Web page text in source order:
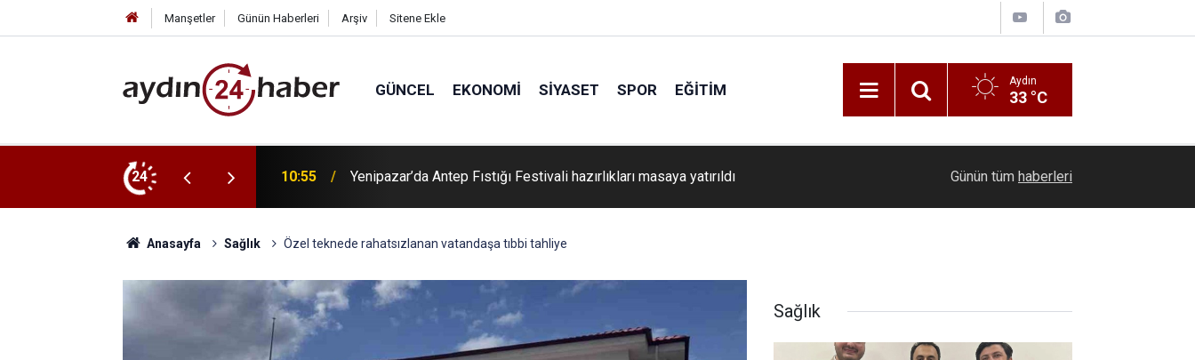
Manşetler Günün Haberleri Arşiv Sitene Ekle
GÜNCEL EKONOMI SIYASET SPOR EĞITIM Aydın
33 °C
24
hazırlıkları masaya yatırıldı 10:55 Kütahya Şehir Hastanesinde Dr. Ali Şen uzmanlık eğitimini tamamladı Yenilenen basketbol sahasına Efe İbrikoğlu’nun
Günün tüm haberleri
Anasayfa Sağlık Özel teknede rahatsızlanan vatandaşa tıbbi tahliye
Sağlık